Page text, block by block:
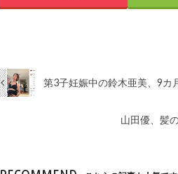
第3子妊娠中の鈴木亜美、9カ
山田優、髪